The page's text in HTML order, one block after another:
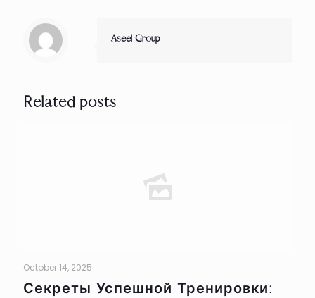
Aseel Group
Related posts
October 14, 2025
Секреты Успешной Тренировки: